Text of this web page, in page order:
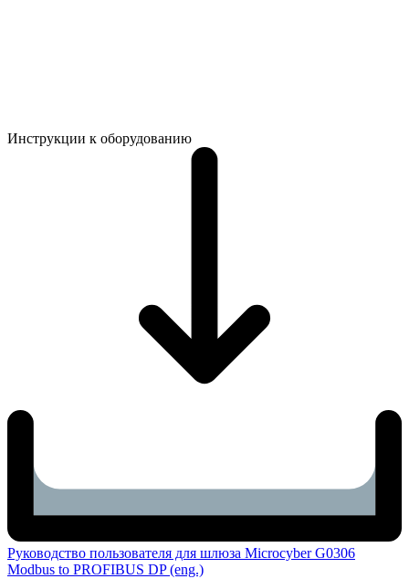
Инструкции к оборудованию
Руководство пользователя для шлюза Microcyber G0306
Modbus to PROFIBUS DP (eng.)